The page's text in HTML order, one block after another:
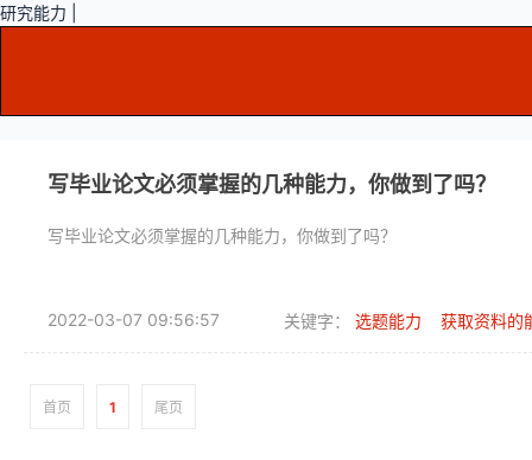
研究能力 |
写毕业论文必须掌握的几种能力，你做到了吗？
写毕业论文必须掌握的几种能力，你做到了吗？
2022-03-07 09:56:57 关键字： 选题能力 获取资料的
首页 1 尾页